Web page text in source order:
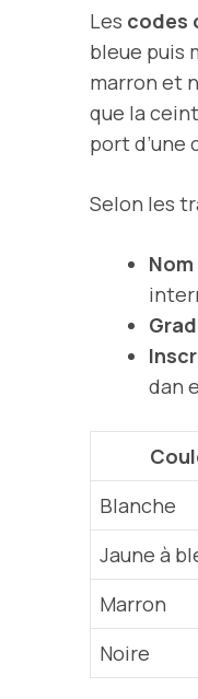
Les codes
bleue puis
marron et
que la
port d’une
Selon les
dan
Blanche
Jaune à
Marron
Noire